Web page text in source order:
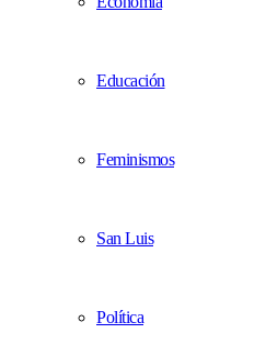
Educación
Feminismos
San Luis
Política